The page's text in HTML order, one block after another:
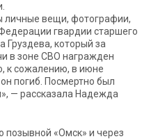
личные вещи, фотографии,
гвардии старшего
Груздева, который за
в зоне СВО награжден
к сожалению, в июне
погиб. Посмертно был
— рассказала Надежда
позывной «Омск» и через